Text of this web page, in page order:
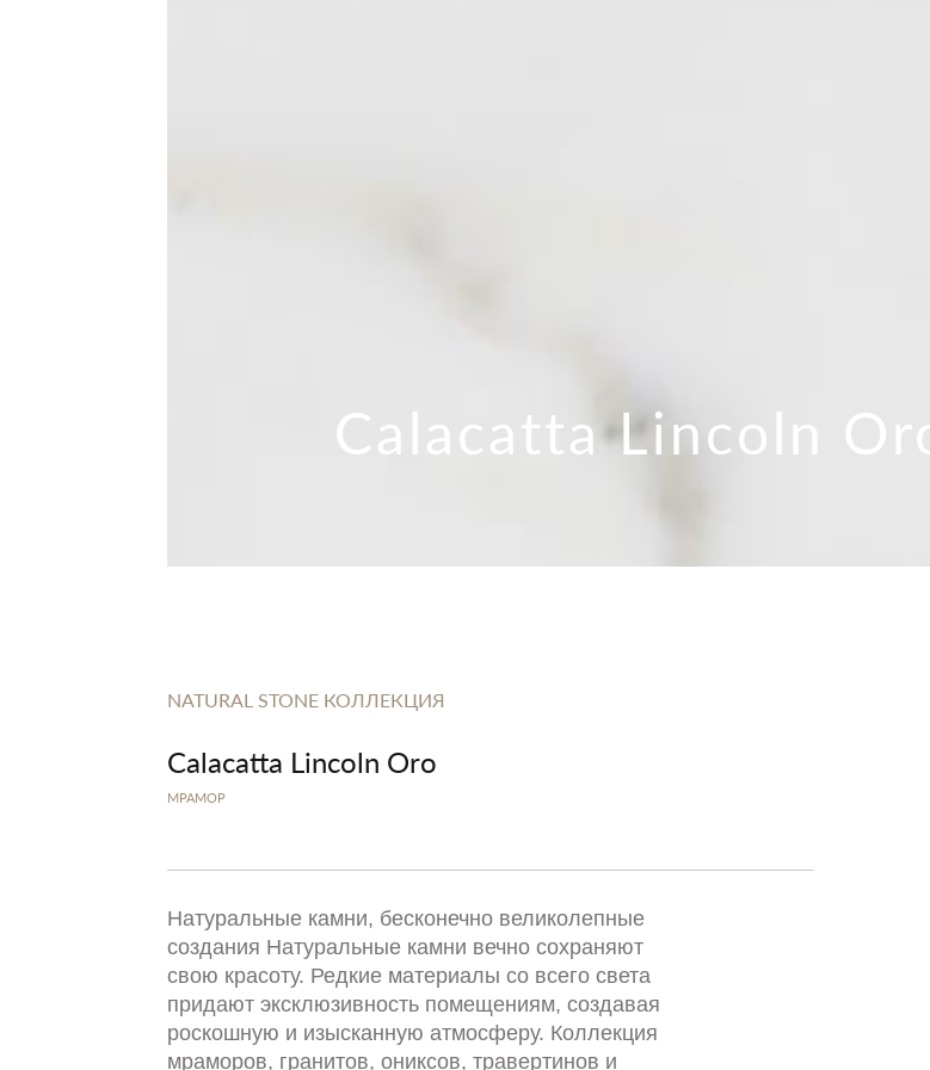
Calacatta Lincoln Oro
NATURAL STONE КОЛЛЕКЦИЯ
Calacatta Lincoln Oro
МРАМОР
Натуральные камни, бесконечно великолепные
создания Натуральные камни вечно сохраняют
свою красоту. Редкие материалы со всего света
придают эксклюзивность помещениям, создавая
роскошную и изысканную атмосферу. Коллекция
мраморов, гранитов, ониксов, травертинов и